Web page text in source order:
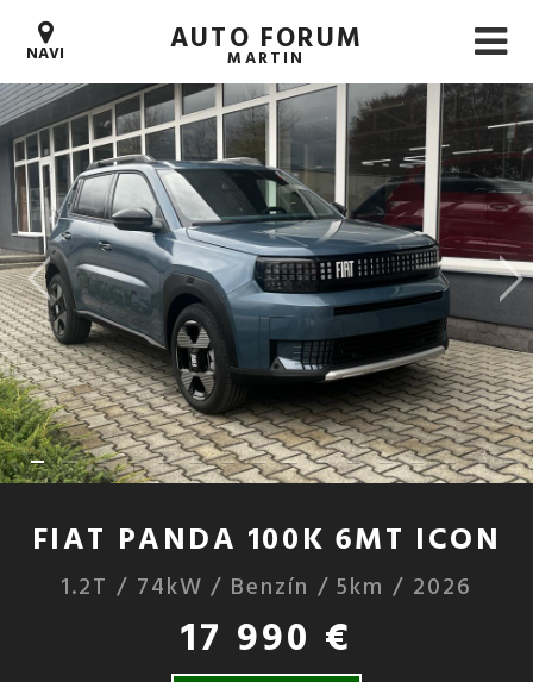
NAVI AUTO FORUM
MARTIN
FIAT PANDA 100K 6MT ICON
1.2T / 74kW / Benzín / 5km / 2026
17 990 €